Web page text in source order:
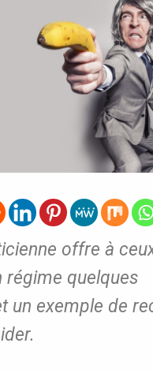
offre à
régime quelques
un exemple de